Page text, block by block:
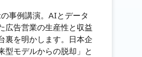
事例講演。AIとデータ
広告営業の生産性と収益
裏を明かします。日本企
型モデルからの脱却」と